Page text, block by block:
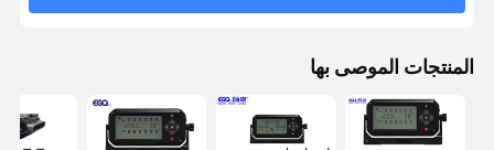
المنتجات الموصى بها